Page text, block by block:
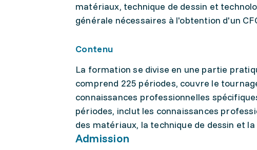
matériaux, technique de dessin et
générale nécessaires à l'obtention d'un
Contenu
La formation se divise en une partie
comprend 225 périodes, couvre le
connaissances professionnelles
périodes, inclut les connaissances
des matériaux, la technique de dessin et
Admission